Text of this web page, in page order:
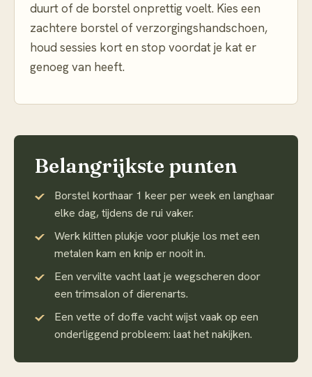
duurt of de borstel onprettig voelt. Kies een
zachtere borstel of verzorgingshandschoen,
houd sessies kort en stop voordat je kat er
genoeg van heeft.
Belangrijkste punten
Borstel korthaar 1 keer per week en langhaar
elke dag, tijdens de rui vaker.
Werk klitten plukje voor plukje los met een
metalen kam en knip er nooit in.
Een vervilte vacht laat je wegscheren door
een trimsalon of dierenarts.
Een vette of doffe vacht wijst vaak op een
onderliggend probleem: laat het nakijken.